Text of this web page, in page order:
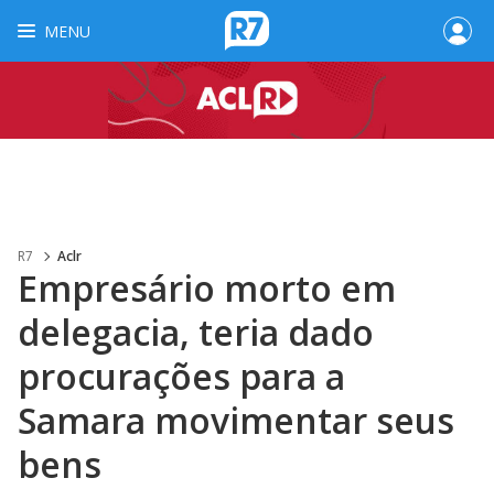
MENU
R7 Aclr
Empresário morto em
delegacia, teria dado
procurações para a
Samara movimentar seus
bens